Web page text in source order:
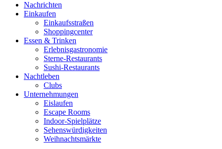
Nachrichten
Einkaufen
Einkaufsstraßen
Shoppingcenter
Essen & Trinken
Erlebnisgastronomie
Sterne-Restaurants
Sushi-Restaurants
Nachtleben
Clubs
Unternehmungen
Eislaufen
Escape Rooms
Indoor-Spielplätze
Sehenswürdigkeiten
Weihnachtsmärkte